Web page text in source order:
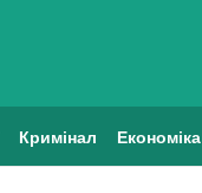
Кримінал Економіка